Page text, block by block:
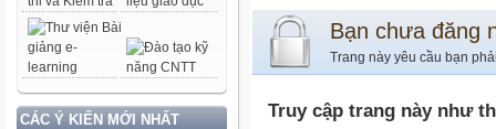
CÁC Ý KIẾN MỚI NHẤT
Bạn chưa đăng
Trang này yêu cầu bạn
Truy cập trang này như